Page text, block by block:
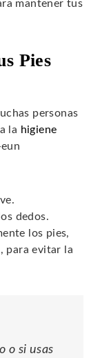
mantener tus
Pies
personas
la higiene
dedos.
los pies,
para evitar la
o si usas